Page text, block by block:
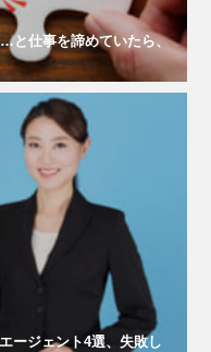
と仕事を諦めていたら、
ージェント4選、失敗し